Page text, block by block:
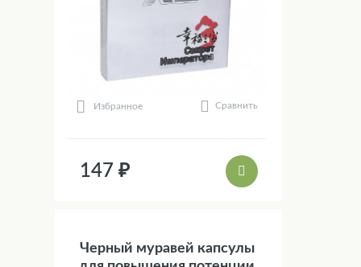
Избранное Сравнить
147 ₽
Черный муравей капсулы